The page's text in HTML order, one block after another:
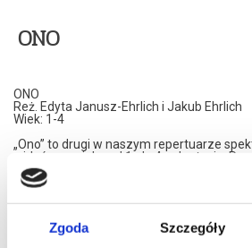
Zgoda Szczegóły
ONO
ONO
Reż. Edyta Janusz-Ehrlich i Jakub Ehrlich
Wiek: 1-4
„Ono” to drugi w naszym repertuarze
widzów w wieku od 1. do 4. roku życia.
dwójkę bohaterów, z których jeden żyje w
świecie kwadratu. Pomimo początkowej
zaczną akceptować dzielące ich różnice i
świat, doskonale się uzupełniając.
kształtów i harmonijnych dźwięków, w
względzie naszą widownię - słowa